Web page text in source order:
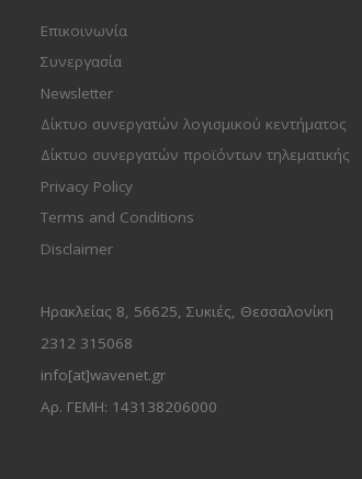
Επικοινωνία
Συνεργασία
Newsletter
Δίκτυο συνεργατών λογισμικού κεντήματος
Δίκτυο συνεργατών προϊόντων τηλεματικής
Privacy Policy
Terms and Conditions
Disclaimer
Ηρακλείας 8, 56625, Συκιές, Θεσσαλονίκη
2312 315068
info[at]wavenet.gr
Αρ. ΓΕΜΗ: 143138206000